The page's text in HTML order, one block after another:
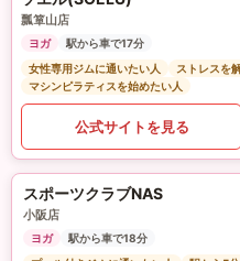
瓢箪山店
ヨガ
駅から車で17分
女性専用ジムに通いたい人
ストレスを
マシンピラティスを始めたい人
公式サイトを見る
スポーツクラブNAS
小阪店
ヨガ
駅から車で18分